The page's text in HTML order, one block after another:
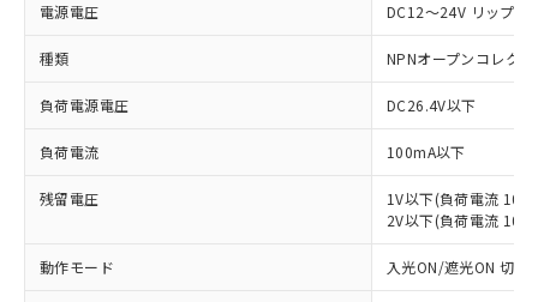
電源電圧 DC12～24V リップ
種類 NPNオープンコレクタ
負荷電源電圧 DC26.4V以下
負荷電流 100mA以下
残留電圧
1V以下(負荷電流
2V以下(負荷電流 10
動作モード 入光ON/遮光ON 切替